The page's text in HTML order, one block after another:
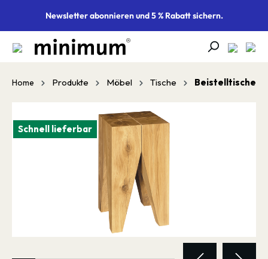
springenNewsletter abonnieren und 5 % Rabatt sichern.
Home Produkte Möbel Tische Beistelltische
Schnell lieferbar